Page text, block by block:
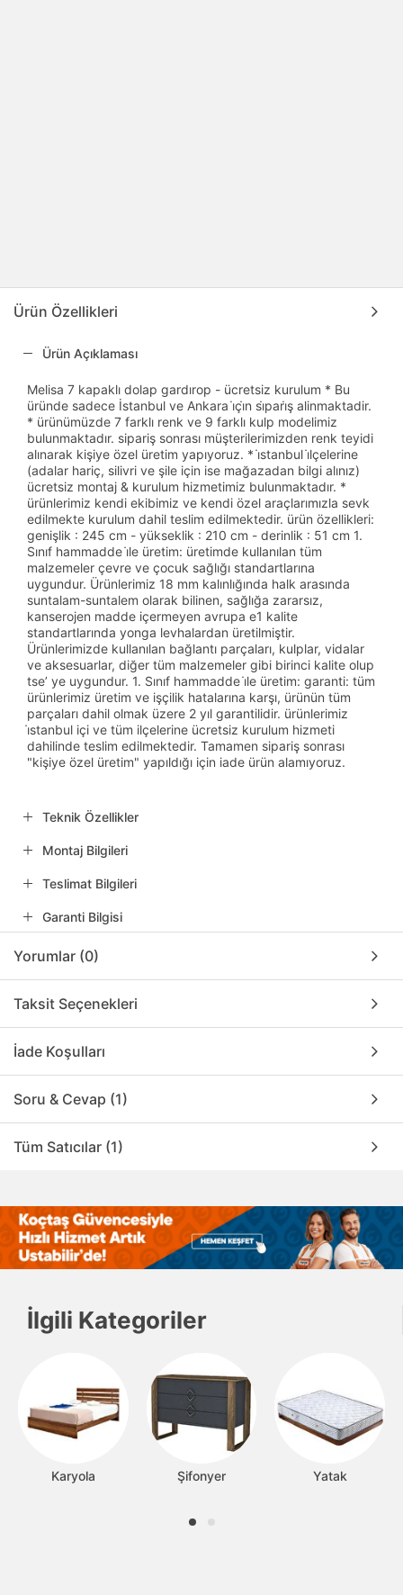
Ürün Özellikleri
Ürün Açıklaması
Melisa 7 kapaklı dolap gardırop - ücretsiz kurulum * Bu
üründe sadece İstanbul ve Ankara i̇çi̇n si̇pari̇ş alinmaktadir.
* ürünümüzde 7 farklı renk ve 9 farklı kulp modelimiz
bulunmaktadır. sipariş sonrası müşterilerimizden renk teyidi
alınarak kişiye özel üretim yapıyoruz. * i̇stanbul i̇lçelerine
(adalar hariç, silivri ve şile için ise mağazadan bilgi alınız)
ücretsiz montaj & kurulum hizmetimiz bulunmaktadır. *
ürünlerimiz kendi ekibimiz ve kendi özel araçlarımızla sevk
edilmekte kurulum dahil teslim edilmektedir. ürün özellikleri:
genişlik : 245 cm - yükseklik : 210 cm - derinlik : 51 cm 1.
Sınıf hammadde i̇le üretim: üretimde kullanılan tüm
malzemeler çevre ve çocuk sağlığı standartlarına
uygundur. Ürünlerimiz 18 mm kalınlığında halk arasında
suntalam-suntalem olarak bilinen, sağlığa zararsız,
kanserojen madde içermeyen avrupa e1 kalite
standartlarında yonga levhalardan üretilmiştir.
Ürünlerimizde kullanılan bağlantı parçaları, kulplar, vidalar
ve aksesuarlar, diğer tüm malzemeler gibi birinci kalite olup
tse’ ye uygundur. 1. Sınıf hammadde i̇le üretim: garanti: tüm
ürünlerimiz üretim ve işçilik hatalarına karşı, ürünün tüm
parçaları dahil olmak üzere 2 yıl garantilidir. ürünlerimiz
i̇stanbul içi ve tüm ilçelerine ücretsiz kurulum hizmeti
dahilinde teslim edilmektedir. Tamamen sipariş sonrası
"kişiye özel üretim" yapıldığı için iade ürün alamıyoruz.
Teknik Özellikler
Montaj Bilgileri
Teslimat Bilgileri
Garanti Bilgisi
Yorumlar (0)
Taksit Seçenekleri
İade Koşulları
Soru & Cevap (1)
Tüm Satıcılar (1)
İlgili Kategoriler
Karyola Şifonyer Yatak